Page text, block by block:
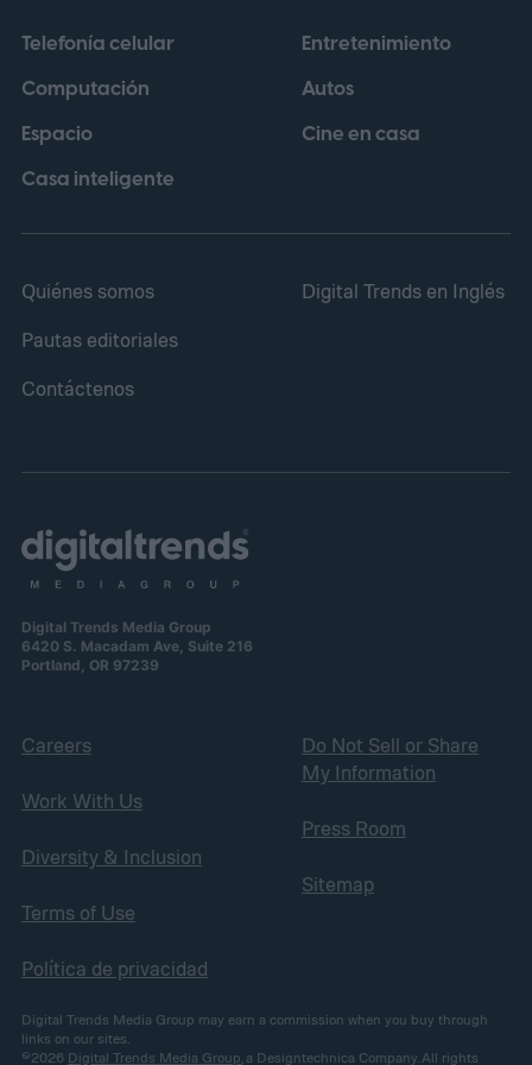
Telefonía celular
Computación
Espacio
Casa inteligente
Entretenimiento
Autos
Cine en casa
Quiénes somos
Pautas editoriales
Contáctenos
Digital Trends en Inglés
Digital Trends Media Group
6420 S. Macadam Ave, Suite 216
Portland, OR 97239
Careers
Work With Us
Diversity & Inclusion
Terms of Use
Política de privacidad
Do Not Sell or Share
My Information
Press Room
Sitemap
Digital Trends Media Group may earn a commission when you buy through
links on our sites.
©2026 Digital Trends Media Group , a Designtechnica Company. All rights